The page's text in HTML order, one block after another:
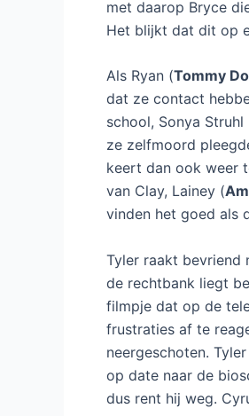
met daarop Bryce
Het blijkt dat dit op
Als Ryan (Tommy
dat ze contact
school, Sonya Struhl
ze zelfmoord
keert dan ook weer
van Clay, Lainey (
vinden het goed als
Tyler raakt bevriend
de rechtbank liegt
filmpje dat op de
frustraties af te
neergeschoten.
op date naar de
dus rent hij weg.